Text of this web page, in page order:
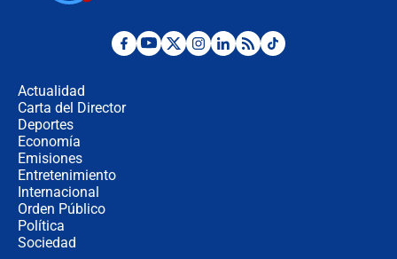
Desde dermatitis hasta infecciones:
Actualidad
Carta del Director
Deportes
Economía
Emisiones
Entretenimiento
Internacional
Orden Público
Política
Sociedad